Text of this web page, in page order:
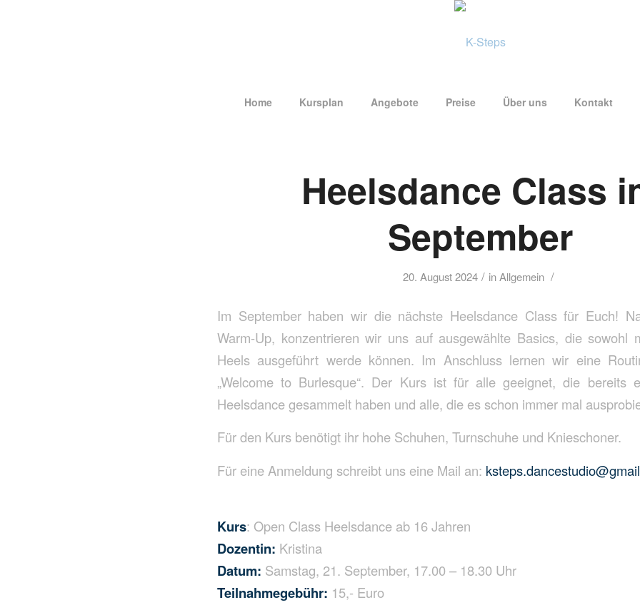
Home Kursplan Angebote Preise Über uns Kontakt
Heelsdance Class
September
20. August 2024 / inAllgemein /
Im September haben wir die nächste Heelsdance Class für Euch!
Warm-Up, konzentrieren wir uns auf ausgewählte Basics, die sowohl
Heels ausgeführt werde können. Im Anschluss lernen wir eine
„Welcome to Burlesque“. Der Kurs ist für alle geeignet, die bereits
Heelsdance gesammelt haben und alle, die es schon immer mal
Für den Kurs benötigt ihr hohe Schuhen, Turnschuhe und Knieschoner.
Für eine Anmeldung schreibt uns eine Mail an:
Kurs: Open Class Heelsdance ab 16 Jahren
Dozentin: Kristina
Datum: Samstag, 21. September, 17.00 – 18.30 Uhr
Teilnahmegebühr: 15,- Euro